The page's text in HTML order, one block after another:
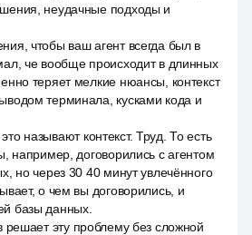
неудачные подходы и
чтобы ваш агент всегда был в
че вообще происходит в длинных
теряет мелкие нюансы, контекст
терминала, кусками кода и
называют контекст. Труд. То есть
например, договорились с агентом
но через 30 40 минут увлечённого
о чем вы договорились, и
базы данных.
решает эту проблему без сложной